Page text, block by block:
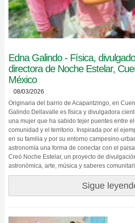
Edna Galindo - Física,
directora de Noche Estelar,
México
08/03/2026
Originaria del barrio de Acapantzingo, en
Galindo Dellavalle es física y divulgadora
una mujer que ha sabido tejer puentes entre
comunidad y el territorio. Inspirada por el
en su familia y por su entorno campesino-
astronomía una forma de conectar con el
Creó Noche Estelar, un proyecto de
astronómica, arte, música y saberes
Sigue